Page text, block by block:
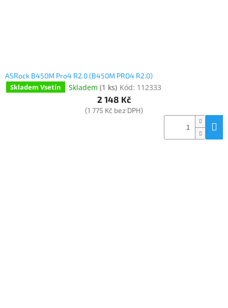
ASRock B450M Pro4 R2.0 (B450M PRO4 R2.0)
Skladem Vsetín Skladem (1 ks) Kód: 112333
2 148 Kč
(1 775 Kč bez DPH)